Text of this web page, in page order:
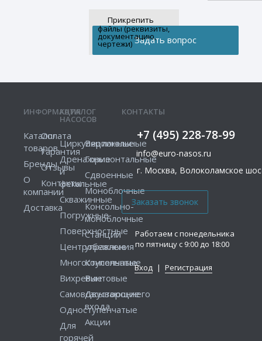
Прикрепить
файлы (реквизиты,
документацию,
чертежи)
КОНТАКТЫ
+7 (495) 228-78-99
info@euro-nasos.ru
г. Москва, Волоколамское
Работаем с понедельника
по пятницу с 9:00 до 18:00
Вход | Регистрация
ИНФОРМАЦИЯ
Каталог
товаров
Бренды
О
компании
Доставка
Оплата
Гарантия
Отзывы
Контакты
КАТАЛОГ
НАСОСОВ
Циркуляционные
Дренажные
и
фекальные
Скважинные
Погружные
Поверхностные
Центробежные
Многоступенчатые
Вихревые
Самовсасывающие
Одноступенчатые
Для
горячей
Вертикальные
Горизонтальные
Сдвоенные
Моноблочные
Консольно-
моноблочные
Станции
управления
Консольные
Винтовые
Двустороннего
входа
Акции